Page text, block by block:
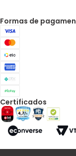
Formas de
Certificados